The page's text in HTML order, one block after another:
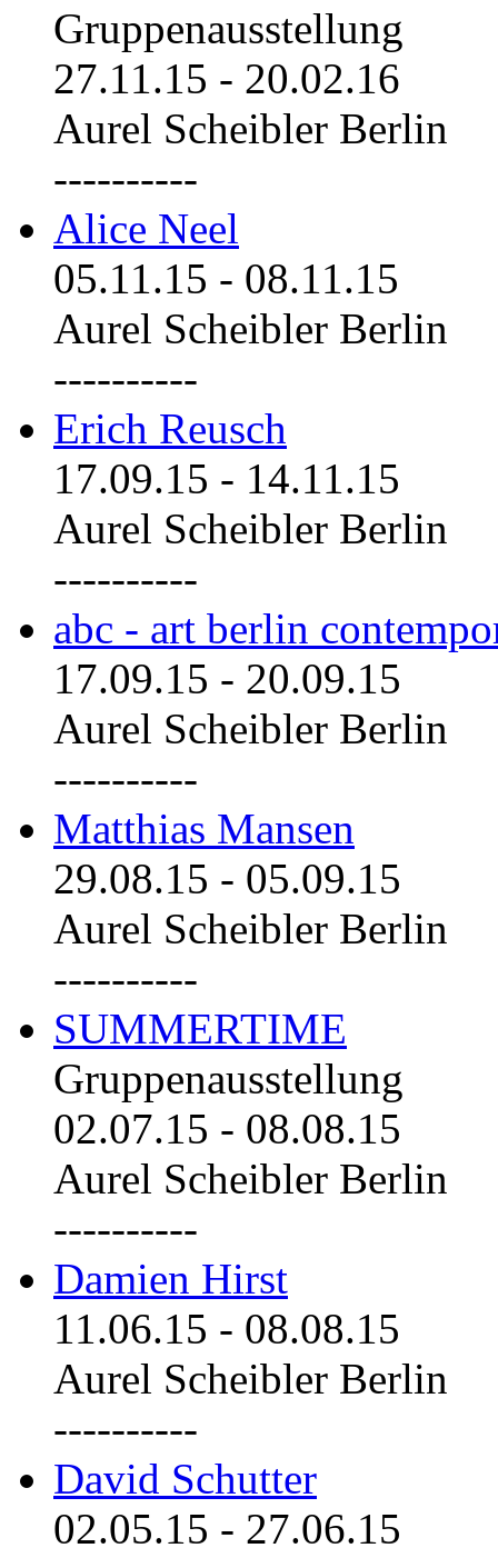
Gruppenausstellung
27.11.15 - 20.02.16
Aurel Scheibler Berlin
----------
Alice Neel
05.11.15 - 08.11.15
Aurel Scheibler Berlin
----------
Erich Reusch
17.09.15 - 14.11.15
Aurel Scheibler Berlin
----------
abc - art berlin
17.09.15 - 20.09.15
Aurel Scheibler Berlin
----------
Matthias Mansen
29.08.15 - 05.09.15
Aurel Scheibler Berlin
----------
SUMMERTIME
Gruppenausstellung
02.07.15 - 08.08.15
Aurel Scheibler Berlin
----------
Damien Hirst
11.06.15 - 08.08.15
Aurel Scheibler Berlin
----------
David Schutter
02.05.15 - 27.06.15